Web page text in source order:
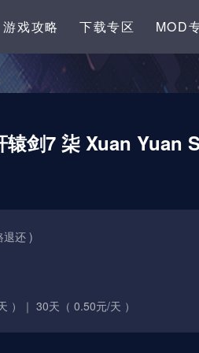
游戏攻略 下载专区 MOD
剑7 柒 Xuan Yuan
退还 )
）｜ 30天（ 0.50元/天 ）